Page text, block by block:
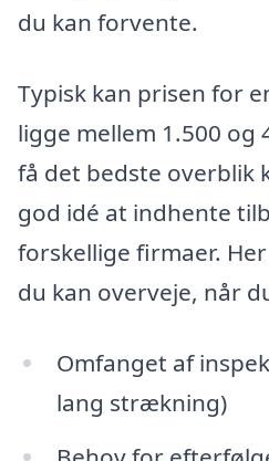
du kan forvente.
Typisk kan prisen for
ligge mellem 1.500 og
få det bedste overblik
god idé at indhente
forskellige firmaer.
du kan overveje, når
Omfanget af
lang strækning)